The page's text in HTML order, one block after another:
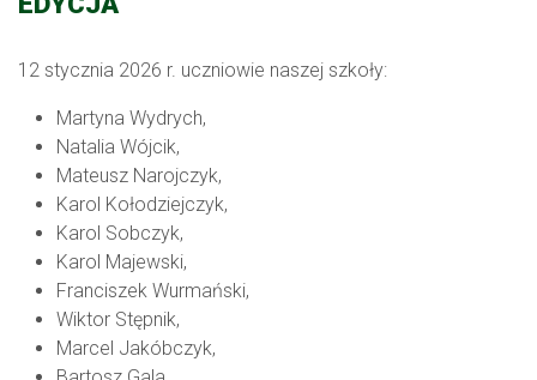
12 stycznia 2026 r. uczniowie naszej szkoły:
Martyna Wydrych,
Natalia Wójcik,
Mateusz Narojczyk,
Karol Kołodziejczyk,
Karol Sobczyk,
Karol Majewski,
Franciszek Wurmański,
Wiktor Stępnik,
Marcel Jakóbczyk,